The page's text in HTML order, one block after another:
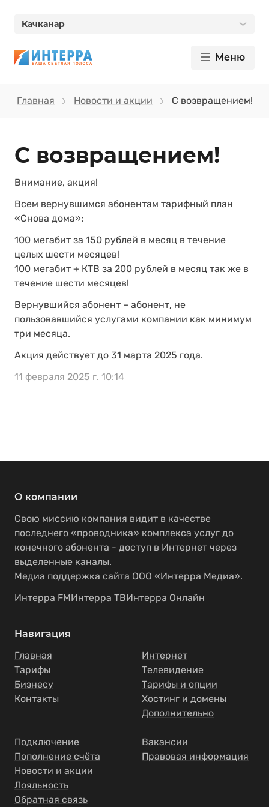
Качканар
Меню
Главная Новости и акции С возвращением!
С возвращением!
Внимание, акция!
Всем вернувшимся абонентам тарифный план
«Снова дома»:
100 мегабит за 150 рублей в месяц в течение
целых шести месяцев!
100 мегабит + КТВ за 200 рублей в месяц так же в
течение шести месяцев!
Вернувшийся абонент – абонент, не
пользовавшийся услугами компании как минимум
три месяца.
Акция действует до 31 марта 2025 года.
11 февраля 2025 г. 10:14
О компании
Свою миссию компания видит в качестве
последнего «проводника» комплекса услуг до
конечного абонента - доступ в Интернет через
выделенные каналы.
Медиа поддержка сайта ООО «Интерра Медиа».
Интерра FMИнтерра ТВИнтерра Онлайн
Навигация
Главная
Тарифы
Бизнесу
Контакты
Интернет
Телевидение
Тарифы и опции
Хостинг и домены
Дополнительно
Подключение
Пополнение счёта
Новости и акции
Лояльность
Обратная связь
Вакансии
Правовая информация